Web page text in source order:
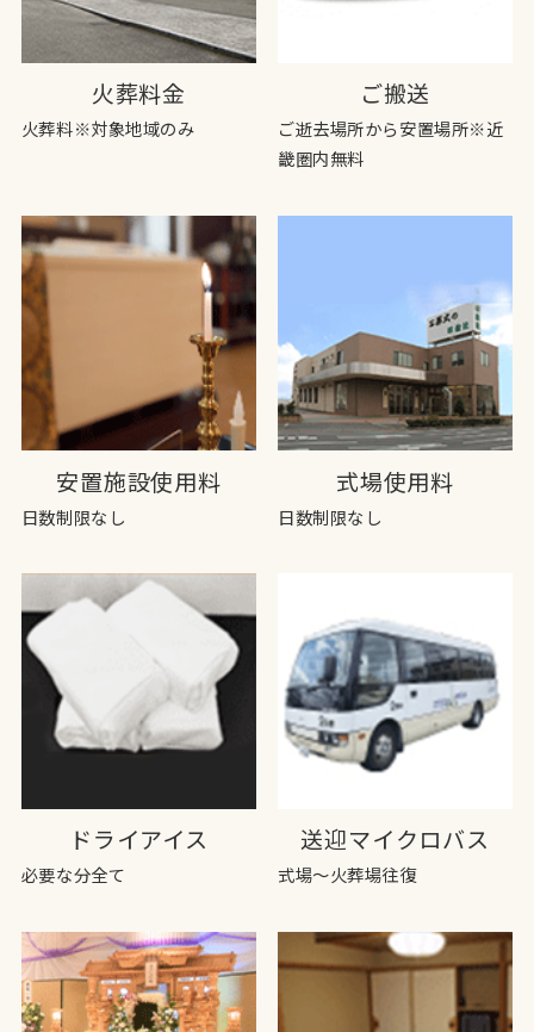
火葬料金
火葬料※対象地域のみ
ご搬送
ご逝去場所から安置場所※近
畿圏内無料
安置施設使用料
日数制限なし
式場使用料
日数制限なし
ドライアイス
必要な分全て
送迎マイクロバス
式場～火葬場往復